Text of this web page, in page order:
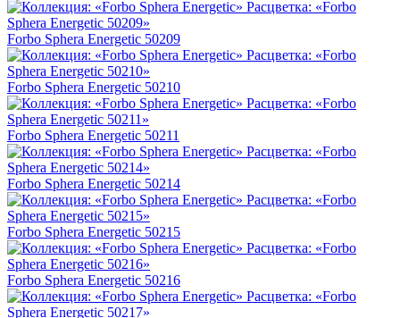
Forbo Sphera Energetic 50209
Forbo Sphera Energetic 50210
Forbo Sphera Energetic 50211
Forbo Sphera Energetic 50214
Forbo Sphera Energetic 50215
Forbo Sphera Energetic 50216